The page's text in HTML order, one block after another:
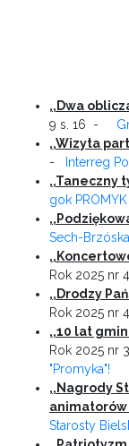
,,Dwa
9 s. 16 -
,,Wizyta
-
Interreg
,,Taneczny
gok PROMYK
Sech-Brzóska
Rok 2025 nr
,,Drodzy
Rok 2025 nr
,,10 lat
Rok 2025 nr
"Promyka"!
,,Nagrody
Starosty